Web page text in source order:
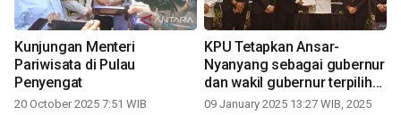
Kunjungan Menteri
Pariwisata di Pulau
Penyengat
20 October 2025 7:51 WIB
KPU Tetapkan Ansar-
Nyanyang sebagai gubernur
dan wakil gubernur terpilih
periode 2025-2030
09 January 2025 13:27 WIB, 2025